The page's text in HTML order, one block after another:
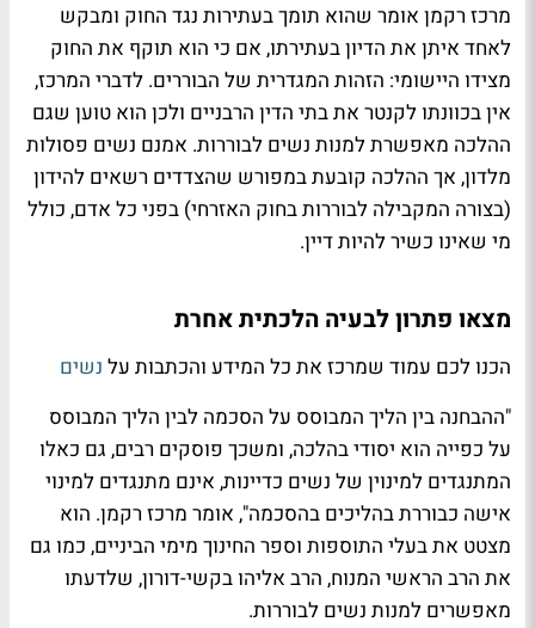
מרכז רקמן אומר שהוא תומך בעתירות נגד החוק ומבקש
לאחד איתן את הדיון בעתירתו, אם כי הוא תוקף את החוק
מצידו היישומי: הזהות המגדרית של הבוררים. לדברי המרכז,
אין בכוונתו לקנטר את בתי הדין הרבניים ולכן הוא טוען שגם
ההלכה מאפשרת למנות נשים לבוררות. אמנם נשים פסולות
מלדון, אך ההלכה קובעת במפורש שהצדדים רשאים להידון
(בצורה המקבילה לבוררות בחוק האזרחי) בפני כל אדם, כולל
מי שאינו כשיר להיות דיין.
מצאו פתרון לבעיה הלכתית אחרת
הכנו לכם עמוד שמרכז את כל המידע והכתבות על נשים
"ההבחנה בין הליך המבוסס על הסכמה לבין הליך המבוסס
על כפייה הוא יסודי בהלכה, ומשכך פוסקים רבים, גם כאלו
המתנגדים למינוין של נשים כדיינות, אינם מתנגדים למינוי
אישה כבוררת בהליכים בהסכמה", אומר מרכז רקמן. הוא
מצטט את בעלי התוספות וספר החינוך מימי הביניים, כמו גם
את הרב הראשי המנוח, הרב אליהו בקשי-דורון, שלדעתו
מאפשרים למנות נשים לבוררות.